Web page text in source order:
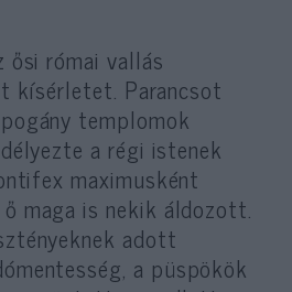
ősi római vallás
kísérletet. Parancsot
templomok
a régi istenek
maximusként
maga is nekik áldozott.
adott
a püspökök